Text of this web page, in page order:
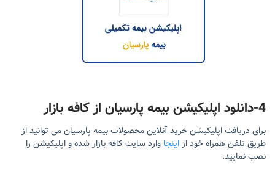
4-دانلود اپلیکیشن بیمه پارسیان از کافه بازار
برای دریافت اپلیکیشن خرید آنلاین محصولات بیمه پارسیان می توانید از
طریق تلفن همراه خود از اینجا وارد سایت کافه بازار شده و اپلیکیشن را
نصب نمایید.